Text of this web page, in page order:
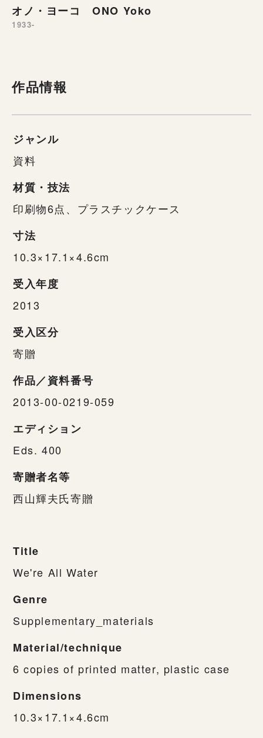
オノ・ヨーコ ONO Yoko
1933-
作品情報
ジャンル
資料
材質・技法
印刷物6点、プラスチックケース
寸法
10.3×17.1×4.6cm
受入年度
2013
受入区分
寄贈
作品／資料番号
2013-00-0219-059
エディション
Eds. 400
寄贈者名等
西山輝夫氏寄贈
Title
We're All Water
Genre
Supplementary_materials
Material/technique
6 copies of printed matter, plastic case
Dimensions
10.3×17.1×4.6cm